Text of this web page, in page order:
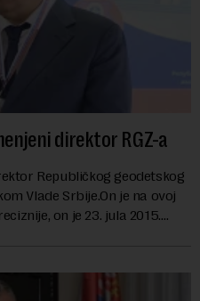
direktor RGZ-a
Republičkog geodetskog
Vlade Srbije.On je na ovoj
on je 23. jula 2015.